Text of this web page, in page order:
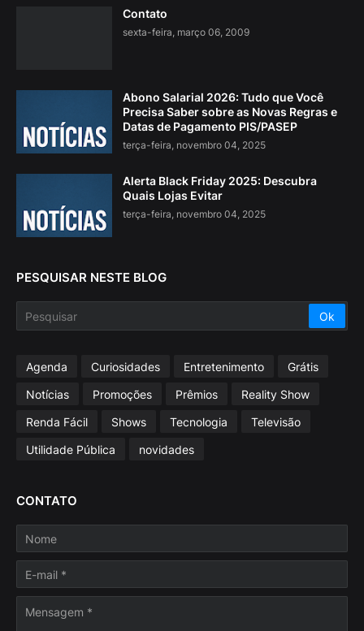
Contato
sexta-feira, março 06, 2009
Abono Salarial 2026: Tudo que Você
Precisa Saber sobre as Novas Regras e
Datas de Pagamento PIS/PASEP
terça-feira, novembro 04, 2025
Alerta Black Friday 2025: Descubra
Quais Lojas Evitar
terça-feira, novembro 04, 2025
PESQUISAR NESTE BLOG
Agenda Curiosidades Entretenimento
Grátis
Notícias
Promoções Prêmios
Reality Show
Renda Fácil
Shows Tecnologia
Televisão
Utilidade Pública
novidades
CONTATO